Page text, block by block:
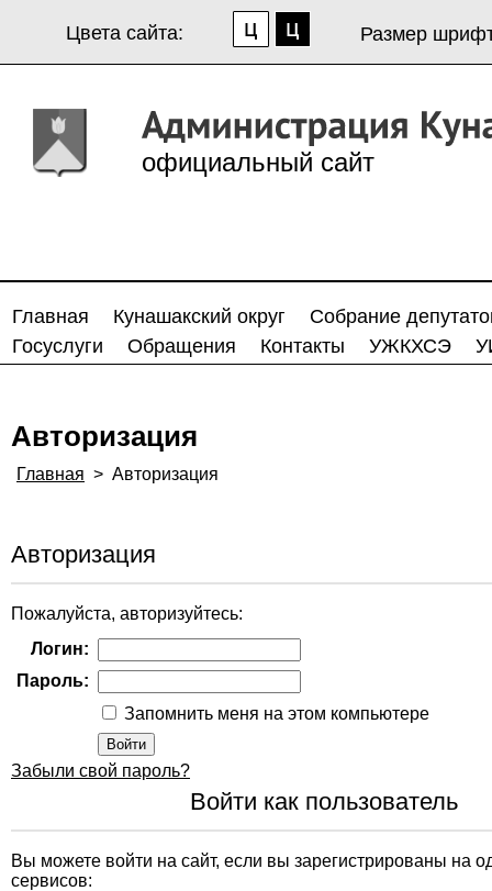
Цвета сайта: Размер
официальный сайт
Главная Кунашакский округ
Собрание
Госуслуги
Обращения Контакты УЖКХСЭ
Авторизация
Главная > Авторизация
Авторизация
Пожалуйста, авторизуйтесь:
Логин:
Пароль:
Запомнить меня на этом компьютере
Забыли свой пароль?
Войти как пользователь
Вы можете войти на сайт, если вы зарегистрированы на
сервисов: